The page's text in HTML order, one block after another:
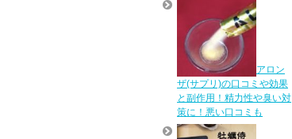
アロン
ザ(サプリ)の口コミや効果
と副作用！精力性や臭い対
策に！悪い口コミも